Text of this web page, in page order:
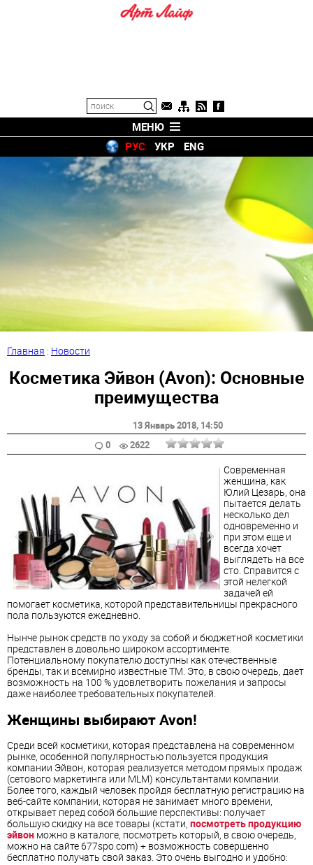
МЕНЮ
РУС
УКР ENG
Главная : Новости
Косметика Эйвон (Avon): Основные
преимущества
13 Январь 2018, 14:50
0
2622
Современная
женщина, как
Юлий Цезарь, она
пытается делать
несколько дел
одновременно и
при этом еще и
всегда хочет
выглядеть на все
сто. Справится с
этой нелегкой
задачей ей
помогает косметика, которой представительницы прекрасного
пола пользуются ежедневно.
Нынче рынок средств по уходу за собой и бюджетной косметики
представлен в довольно широком ассортименте.
Потенциальному покупателю доступны как отечественные
бренды, так и всемирно известные ТМ. Это, в свою очередь, дает
возможность на 100 % удовлетворить пожелания и запросы
даже наиболее требовательных покупателей.
Женщины выбирают Avon!
Среди всей косметики, которая представлена на современном
рынке, особенной популярностью пользуется продукция
компании Эйвон, которая реализуется методом прямых продаж
(сетового маркетинга или MLM) консультантами компании.
Более того, каждый человек пройдя бесплатную регистрацию на
веб-сайте компании, которая не занимает много времени,
открывает перед собой большие перспективы: получает
большую скидку на все товары (кстати, посмотреть продукцию
эйвон можно в каталоге, посмотреть который, в свою очередь,
можно на сайте 677spo.com) + возможность совершенно
бесплатно получать свой заказ. Это очень выгодно и удобно: